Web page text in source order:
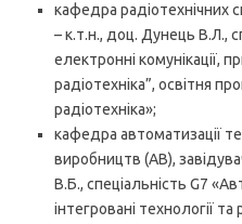
кафедра радіотехнічних
– к.т.н., доц. Дунець В.Л.,
електронні комунікації,
радіотехніка”, освітня
радіотехніка»;
кафедра автоматизації
виробництв (АВ),
В.Б., спеціальність G7
інтегровані технології